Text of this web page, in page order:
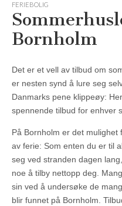
FERIEBOLIG
Bornholm
Det er et vell av tilbud om
er nesten synd å lure seg
Danmarks pene klippeøy:
spennende tilbud for enhver
På Bornholm er det
av ferie: Som enten du er til
seg ved stranden dagen
noe å tilby nettopp deg.
sin ved å undersøke de
blir funnet på Bornholm.